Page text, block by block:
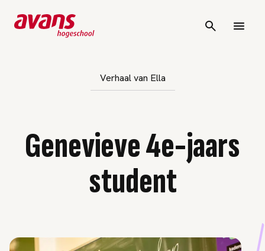
Verhaal van Ella
Genevieve 4e-jaars
student